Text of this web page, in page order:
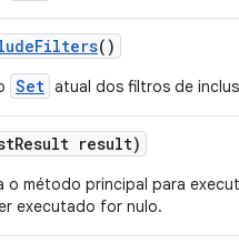
Filters()
Set atual dos filtros de
Result result)
o método principal para
executado for nulo.